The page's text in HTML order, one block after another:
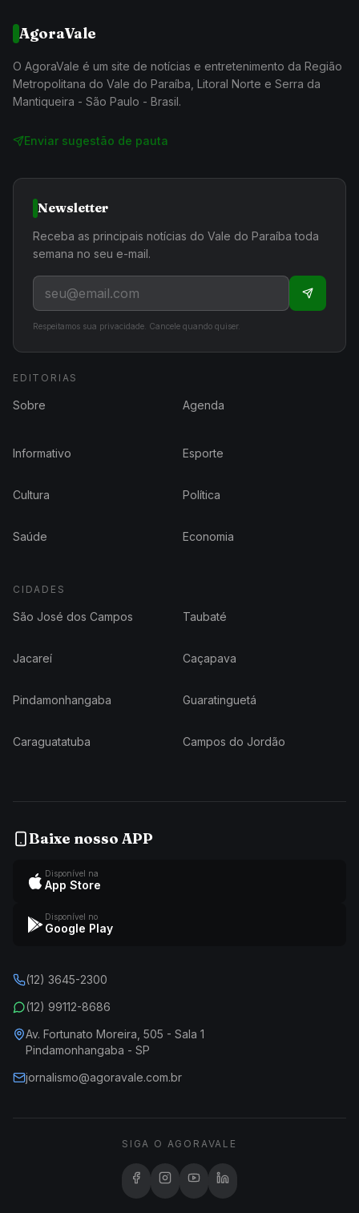
AgoraVale
O AgoraVale é um site de notícias e entretenimento da Região
Metropolitana do Vale do Paraíba, Litoral Norte e Serra da
Mantiqueira - São Paulo - Brasil.
Enviar sugestão de pauta
Newsletter
Receba as principais notícias do Vale do Paraíba toda
semana no seu e-mail.
Respeitamos sua privacidade. Cancele quando quiser.
EDITORIAS
Sobre Agenda
Informativo Esporte
Cultura Política
Saúde Economia
CIDADES
São José dos Campos Taubaté
Jacareí Caçapava
Pindamonhangaba Guaratinguetá
Caraguatatuba Campos do Jordão
Baixe nosso APP
Disponível na
App Store
Disponível no
Google Play
(12) 3645-2300
(12) 99112-8686
Av. Fortunato Moreira, 505 - Sala 1
Pindamonhangaba - SP
jornalismo@agoravale.com.br
SIGA O AGORAVALE